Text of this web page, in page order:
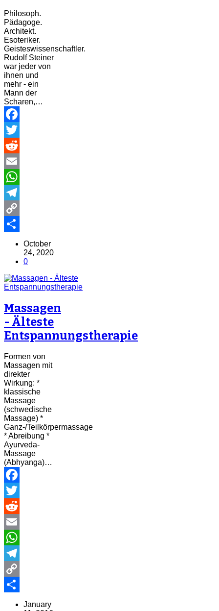
Philosoph.
Pädagoge.
Architekt.
Esoteriker.
Geisteswissenschaftler.
Rudolf Steiner
war jeder von
ihnen und
mehr - ein
Mann der
Scharen,…
Facebook
Twitter
Reddit
Email
WhatsApp
Telegram
Copy
Share
October
24, 2020
0
Massagen
- Älteste
Entspannungstherapie
Formen von
Massagen mit
direkter
Wirkung: *
klassische
Massage
(schwedische
Massage) *
Ganz-/Teilkörpermassage
* Abreibung *
Ayurveda-
Massage
(Abhyanga)…
Facebook
Twitter
Reddit
Email
WhatsApp
Telegram
Copy
January